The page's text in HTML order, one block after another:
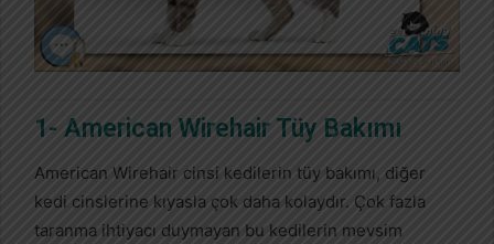
1- American Wirehair Tüy Bakımı
American Wirehair cinsi kedilerin tüy bakımı, diğer
kedi cinslerine kıyasla çok daha kolaydır. Çok fazla
taranma ihtiyacı duymayan bu kedilerin mevsim